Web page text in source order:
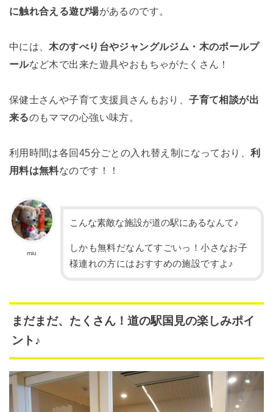
に触れ合える遊び場があるのです。
中には、木のすべり台やジャングルジム・木のボールプ
ールなど木で出来た遊具やおもちゃがたくさん！
保健士さんや子育て支援員さんもおり、子育て相談が出
来るのもママの心強い味方。
利用時間は各回45分ごとの入れ替え制になっており、利
用料は無料なのです！！
miu
こんな素敵な施設が道の駅にあるなんて♪
しかも無料だなんてすごいっ！小さなお子
様連れの方にはおすすめの施設ですよ♪
まだまだ、たくさん！道の駅国見の楽しみポイ
ント♪